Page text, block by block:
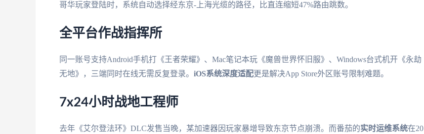
哥华玩家登陆时，系统自动选择经东京-上海光缆的路径，比直连缩短47%路由跳数。
全平台作战指挥所
同一账号支持Android手机打《王者荣耀》、Mac笔记本玩《魔兽世界怀旧服》、Windows台式机开《永劫
无地》，三端同时在线无需反复登录。 iOS系统深度适配更是解决App Store外区账号限制难题。
7x24小时战地工程师
去年《艾尔登法环》DLC发售当晚，某加速器因玩家暴增导致东京节点崩溃。而番茄的实时运维系统在20